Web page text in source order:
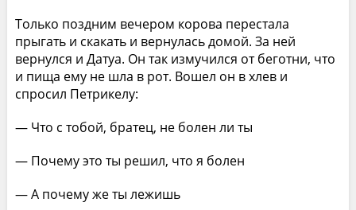
Только поздним вечером корова перестала
прыгать и скакать и вернулась домой. За ней
вернулся и Датуа. Он так измучился от беготни, что
и пища ему не шла в рот. Вошел он в хлев и
спросил Петрикелу:
— Что с тобой, братец, не болен ли ты
— Почему это ты решил, что я болен
— А почему же ты лежишь